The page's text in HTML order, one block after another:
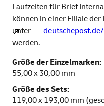
Laufzeiten für Brief
können in einer Filiale
unter
werden.
Größe der Einzelmarken:
55,00 x 30,00 mm
Größe des Sets:
119,00 x 193,00 mm